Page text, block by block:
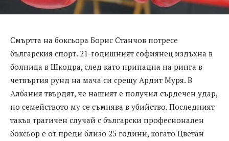
Смъртта на боксьора Борис Станчов потресе
българския спорт. 21-годишният софиянец издъхна в
болница в Шкодра, след като припадна на ринга в
четвъртия рунд на мача си срещу Ардит Муря. В
Албания твърдят, че нашият е получил сърдечен удар,
но семейството му се съмнява в убийство. Последният
такъв трагичен случай с български професионален
боксьор е от преди близо 25 години, когато Цветан